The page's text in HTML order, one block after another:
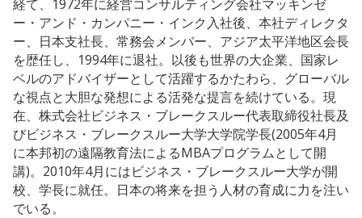
経て、1972年に経営コンサルティング会社マッキンゼ
ー・アンド・カンパニー・インク入社後、本社ディレクタ
ー、日本支社長、常務会メンバー、アジア太平洋地区会長
を歴任し、1994年に退社。以後も世界の大企業、国家レ
ベルのアドバイザーとして活躍するかたわら、グローバル
な視点と大胆な発想による活発な提言を続けている。現
在、株式会社ビジネス・ブレークスルー代表取締役社長及
びビジネス・ブレークスルー大学大学院学長(2005年4月
に本邦初の遠隔教育法によるMBAプログラムとして開
講)。2010年4月にはビジネス・ブレークスルー大学が開
校、学長に就任。日本の将来を担う人材の育成に力を注い
でいる。